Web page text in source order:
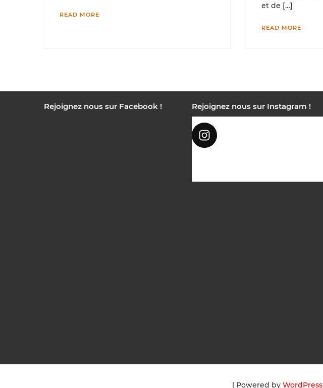
READ MORE
et de […]
READ MORE
Rejoignez nous sur Facebook ! Rejoignez nous sur Instagram !
| Powered by WordPress